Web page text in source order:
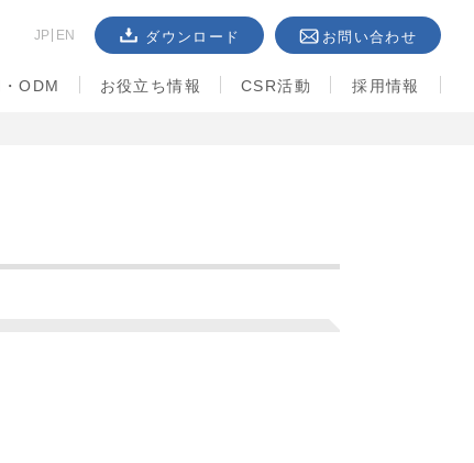
JP EN ダウンロード お問い合わせ
ODM お役立ち情報 CSR活動 採用情報